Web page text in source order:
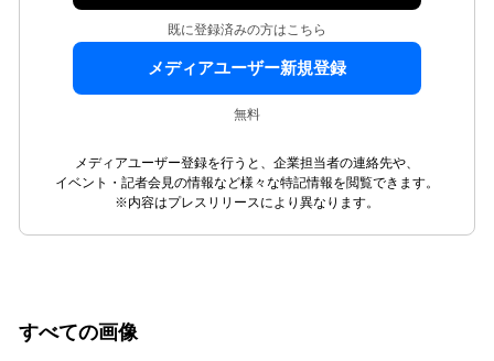
既に登録済みの方はこちら
メディアユーザー新規登録
無料
メディアユーザー登録を行うと、企業担当者の連絡先や、
イベント・記者会見の情報など様々な特記情報を閲覧できます。
※内容はプレスリリースにより異なります。
すべての画像